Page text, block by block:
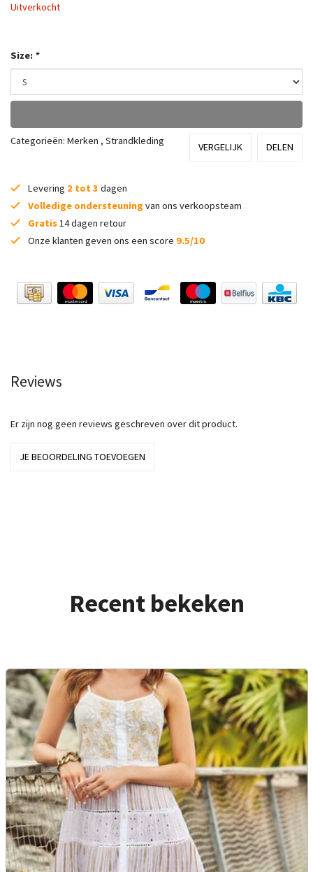
Uitverkocht
Size: *
Categorieën: Merken , Strandkleding
VERGELIJK DELEN
Levering 2 tot 3 dagen
Volledige ondersteuning van ons verkoopsteam
Gratis14 dagen retour
Onze klanten geven ons een score 9.5/10
Reviews
Er zijn nog geen reviews geschreven over dit product.
JE BEOORDELING TOEVOEGEN
Recent bekeken